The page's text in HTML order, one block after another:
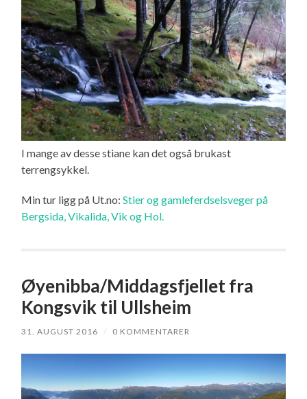
I mange av desse stiane kan det også brukast
terrengsykkel.
Min tur ligg på Ut.no:Stier og gamleferdselsveger på
Bergsida, Vikalida, Vik og Hol.
Øyenibba/Middagsfjellet fra
Kongsvik til Ullsheim
31. AUGUST 2016 / 0 KOMMENTARER